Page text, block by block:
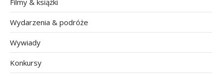
Wydarzenia & podróże
Wywiady
Konkursy